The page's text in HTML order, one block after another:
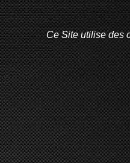
Ce Site utilise des